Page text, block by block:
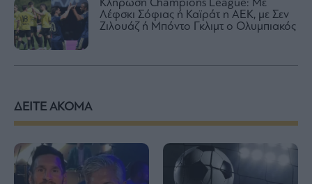
Κλήρωση Champions League: Με
Λέφσκι Σόφιας ή Καϊράτ η ΑΕΚ, με Σεν
Ζιλουάζ ή Μπόντο Γκλιμτ ο Ολυμπιακός
ΔΕΙΤΕ ΑΚΟΜΑ